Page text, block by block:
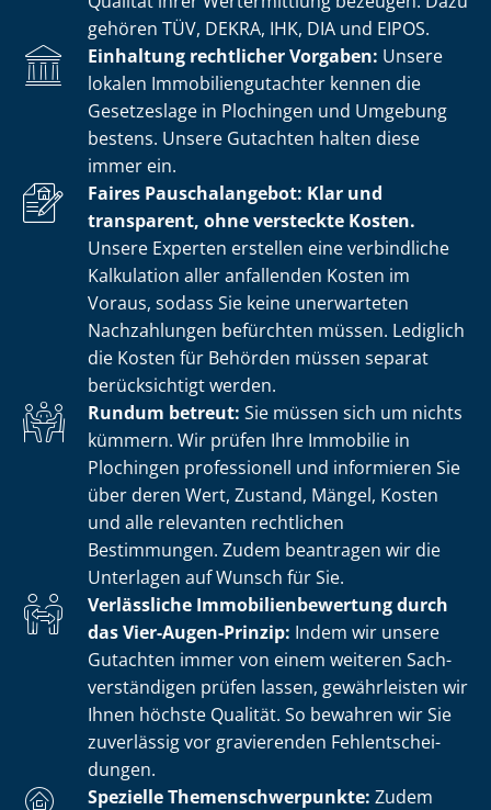
gehören TÜV, DEKRA, IHK, DIA und EIPOS.
Einhaltung rechtlicher Vorgaben: Unsere
lokalen Im­mo­bi­li­en­gut­ach­ter kennen die
Gesetzeslage in Plochingen und Umgebung
bestens. Unsere Gutachten halten diese
immer ein.
Faires Pauschalangebot: Klar und
transparent, ohne versteckte Kosten.
Unsere Experten erstellen eine verbindliche
Kalkulation aller anfallenden Kosten im
Voraus, sodass Sie keine unerwarteten
Nachzahlungen befürchten müssen. Lediglich
die Kosten für Behörden müssen separat
berücksichtigt werden.
Rundum betreut: Sie müssen sich um nichts
kümmern. Wir prüfen Ihre Immobilie in
Plochingen professionell und informieren Sie
über deren Wert, Zustand, Mängel, Kosten
und alle relevanten rechtlichen
Bestimmungen. Zudem beantragen wir die
Unterlagen auf Wunsch für Sie.
Verlässliche Im­mo­bi­li­en­be­wer­tung durch
das Vier-Augen-Prinzip: Indem wir unsere
Gutachten immer von einem weiteren Sach­
ver­stän­di­gen prüfen lassen, gewährleisten wir
Ihnen höchste Qualität. So bewahren wir Sie
zuverlässig vor gravierenden Fehl­ent­schei­
dun­gen.
Spezielle The­men­schwer­punk­te: Zudem